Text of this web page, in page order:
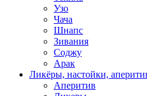
Узо
Чача
Шнапс
Зивания
Соджу
Арак
Ликёры, настойки,
Аперитив